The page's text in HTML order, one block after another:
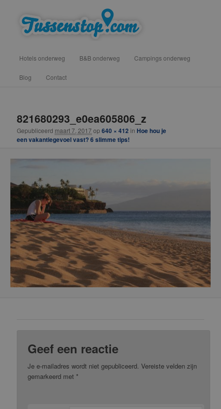
vind hotels, campings en b&b onderweg voor een tussenstop
Hotels onderweg B&B onderweg Campings onderweg
Blog Contact
821680293_e0ea605806_z
Gepubliceerd maart 7, 2017 op640 × 412 in Hoe hou je
een vakantiegevoel vast? 6 slimme tips!
Geef een reactie
Je e-mailadres wordt niet gepubliceerd. Vereiste velden zijn
gemarkeerd met*